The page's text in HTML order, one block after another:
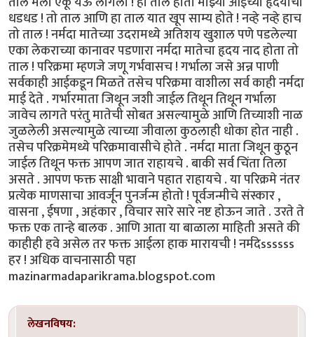
धडधड ! तो ताल आणि हा ताल यात खूप साम्य होते ! नव्हे नव्हे हाच
तो ताल ! नर्मदा मातेच्या उदरामध्ये अतिशय खुशाल पणे पडलेल्या
एका लेकराच्या कानावर पडणारा नर्मदा मातेचा हृदय नाद होता तो
ताल ! परिक्रमा म्हणजे जणू गर्भवासच ! गर्भाला जसे अन्न पाणी
सर्वकाही आईकडून मिळते तसेच परिक्रमा वाशीला सर्व काही नर्मदा
माई देते . गर्भारमाता जिथून जशी जाईल तिथून तिथून गर्भाला
जावेच लागते परंतु मातेची सोबत असल्यामुळे आणि तिच्याशी नाळ
जुळलेली असल्यामुळे त्याच्या जीवाला कुठलाही धोका होत नाही .
तसेच परिक्रमेमध्ये परिक्रमावासीचे होते . नर्मदा माता जिथून कुठून
जाईल तिथून फक्त आपण जात राहायचे . बाकी सर्व चिंता तिला
असते . आपण फक्त साक्षी भावाने पहात राहायचे . या परिक्रमे नंतर
प्रत्येक माणसाचा आवर्जून पुनर्जन्म होतो ! पूर्वजन्मीचे संस्कार ,
वासना , ईषणा , अहंकार , विचार सारे सारे नष्ट होऊन जाते . उरते ते
फक्त एक तान्हे बालक . आणि आता या बाळाला माहिती असते की
काहीही हवे असेल तर फक्त आईला हाक मारायची ! नर्मदेssssss
हर ! अधिक वाचनासाठी पहा
mazinarmadaparikrama.blogspot.com
लेखनविषय: